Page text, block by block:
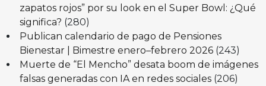
zapatos rojos” por su look en el Super Bowl: ¿Qué
significa? (280)
Publican calendario de pago de Pensiones
Bienestar | Bimestre enero–febrero 2026 (243)
Muerte de “El Mencho” desata boom de imágenes
falsas generadas con IA en redes sociales (206)